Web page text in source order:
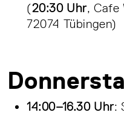
(20:30 Uhr, Cafe
72074 Tübingen)
14:00–16.30 Uhr: